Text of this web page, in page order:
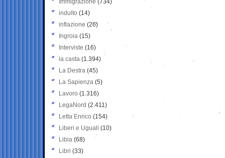
Immigrazione (734)
indulto (14)
inflazione (26)
Ingroia (15)
Interviste (16)
la casta (1.394)
La Destra (45)
La Sapienza (5)
Lavoro (1.316)
LegaNord (2.411)
Letta Enrico (154)
Liberi e Uguali (10)
Libia (68)
Libri (33)